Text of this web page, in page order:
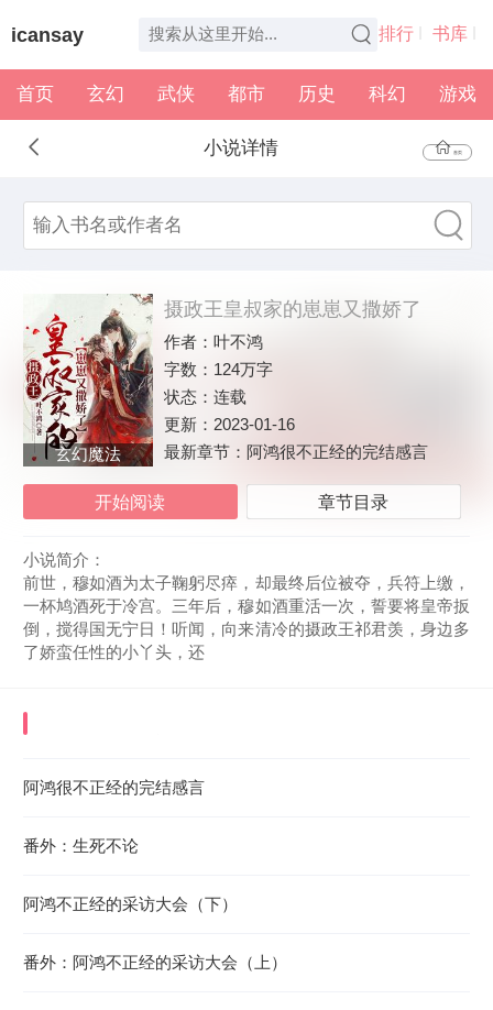
icansay 排行 书库
全本 书架
首页 玄幻 武侠 都市 历史 科幻 游戏
小说详情 首页
玄幻魔法
摄政王皇叔家的崽崽又撒娇了
作者： 叶不鸿
字数： 124万字
状态：连载
更新： 2023-01-16
最新章节： 阿鸿很不正经的完结感言
开始阅读 章节目录
小说简介：
前世，穆如酒为太子鞠躬尽瘁，却最终后位被夺，兵符上缴，
一杯鸠酒死于冷宫。三年后，穆如酒重活一次，誓要将皇帝扳
倒，搅得国无宁日！听闻，向来清冷的摄政王祁君羡，身边多
了娇蛮任性的小丫头，还
阿鸿很不正经的完结感言
番外：生死不论
阿鸿不正经的采访大会（下）
番外：阿鸿不正经的采访大会（上）